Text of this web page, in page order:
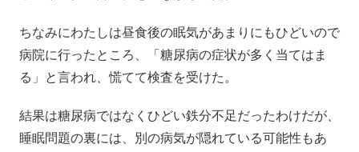
ちなみにわたしは昼食後の眠気があまりにもひどいので
病院に行ったところ、「糖尿病の症状が多く当てはま
る」と言われ、慌てて検査を受けた。
結果は糖尿病ではなくひどい鉄分不足だったわけだが、
睡眠問題の裏には、別の病気が隠れている可能性もあ